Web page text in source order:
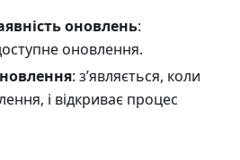
оновлень:
оновлення.
: з’являється, коли
і відкриває процес